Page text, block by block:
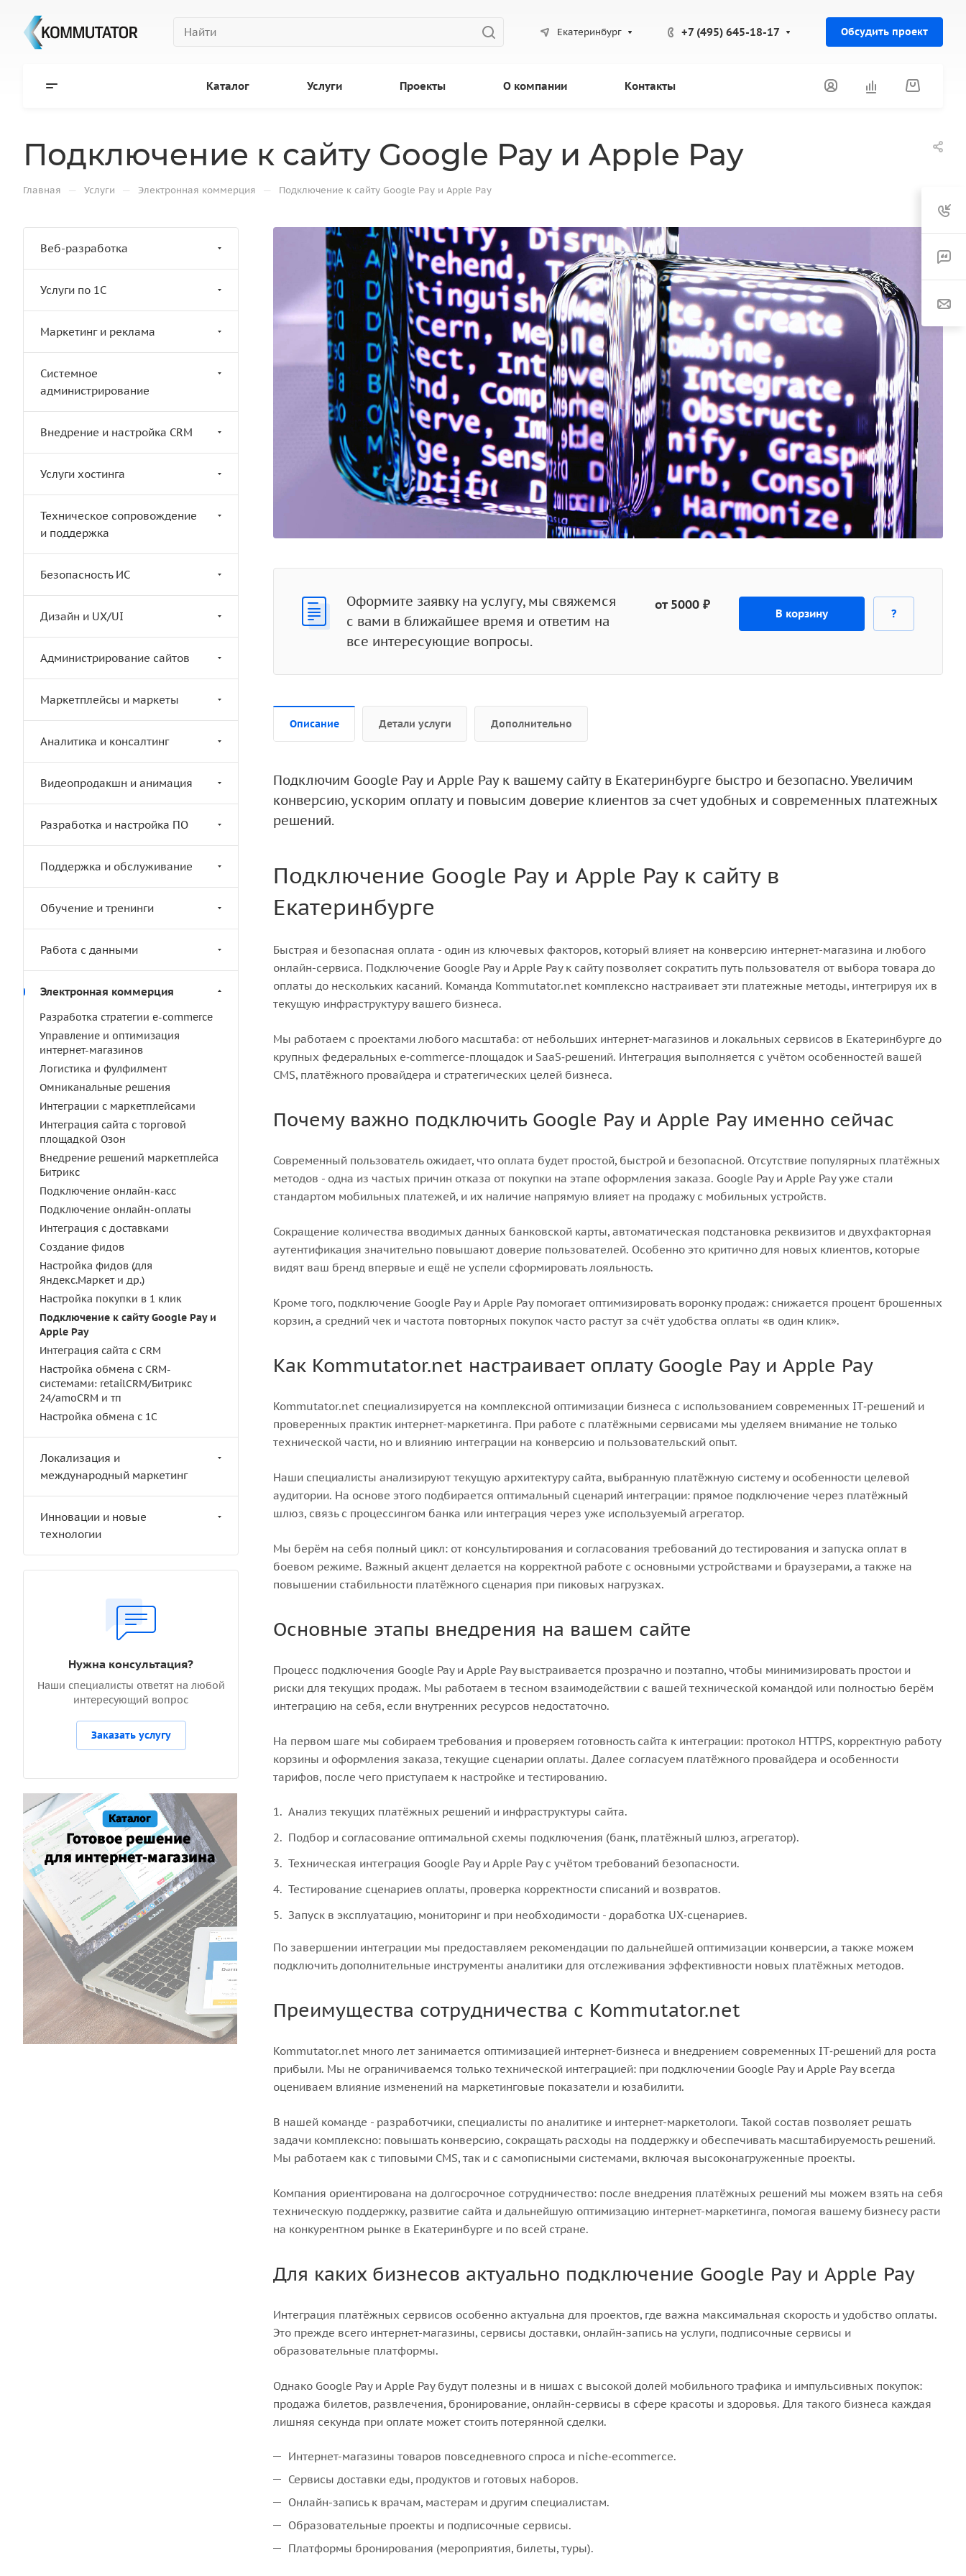
Екатеринбург +7 (495) 645-18-17 Обсудить проект
Каталог Услуги Проекты О компании Контакты
Подключение к сайту Google Pay и Apple Pay
Главная — Услуги — Электронная коммерция — Подключение к сайту Google Pay и Apple Pay
Оформите заявку на услугу, мы свяжемся
с вами в ближайшее время и ответим на
все интересующие вопросы.
от 5000 ₽
В корзину ?
Описание Детали услуги Дополнительно
Подключим Google Pay и Apple Pay к вашему сайту в Екатеринбурге быстро и безопасно. Увеличим
конверсию, ускорим оплату и повысим доверие клиентов за счет удобных и современных платежных
решений.
Подключение Google Pay и Apple Pay к сайту в
Екатеринбурге
Быстрая и безопасная оплата - один из ключевых факторов, который влияет на конверсию интернет-магазина и любого
онлайн-сервиса. Подключение Google Pay и Apple Pay к сайту позволяет сократить путь пользователя от выбора товара до
оплаты до нескольких касаний. Команда Kommutator.net комплексно настраивает эти платежные методы, интегрируя их в
текущую инфраструктуру вашего бизнеса.
Мы работаем с проектами любого масштаба: от небольших интернет-магазинов и локальных сервисов в Екатеринбурге до
крупных федеральных e‑commerce-площадок и SaaS‑решений. Интеграция выполняется с учётом особенностей вашей
CMS, платёжного провайдера и стратегических целей бизнеса.
Почему важно подключить Google Pay и Apple Pay именно сейчас
Современный пользователь ожидает, что оплата будет простой, быстрой и безопасной. Отсутствие популярных платёжных
методов - одна из частых причин отказа от покупки на этапе оформления заказа. Google Pay и Apple Pay уже стали
стандартом мобильных платежей, и их наличие напрямую влияет на продажу с мобильных устройств.
Сокращение количества вводимых данных банковской карты, автоматическая подстановка реквизитов и двухфакторная
аутентификация значительно повышают доверие пользователей. Особенно это критично для новых клиентов, которые
видят ваш бренд впервые и ещё не успели сформировать лояльность.
Кроме того, подключение Google Pay и Apple Pay помогает оптимизировать воронку продаж: снижается процент брошенных
корзин, а средний чек и частота повторных покупок часто растут за счёт удобства оплаты «в один клик».
Как Kommutator.net настраивает оплату Google Pay и Apple Pay
Kommutator.net специализируется на комплексной оптимизации бизнеса с использованием современных IT‑решений и
проверенных практик интернет-маркетинга. При работе с платёжными сервисами мы уделяем внимание не только
технической части, но и влиянию интеграции на конверсию и пользовательский опыт.
Наши специалисты анализируют текущую архитектуру сайта, выбранную платёжную систему и особенности целевой
аудитории. На основе этого подбирается оптимальный сценарий интеграции: прямое подключение через платёжный
шлюз, связь с процессингом банка или интеграция через уже используемый агрегатор.
Мы берём на себя полный цикл: от консультирования и согласования требований до тестирования и запуска оплат в
боевом режиме. Важный акцент делается на корректной работе с основными устройствами и браузерами, а также на
повышении стабильности платёжного сценария при пиковых нагрузках.
Основные этапы внедрения на вашем сайте
Процесс подключения Google Pay и Apple Pay выстраивается прозрачно и поэтапно, чтобы минимизировать простои и
риски для текущих продаж. Мы работаем в тесном взаимодействии с вашей технической командой или полностью берём
интеграцию на себя, если внутренних ресурсов недостаточно.
На первом шаге мы собираем требования и проверяем готовность сайта к интеграции: протокол HTTPS, корректную работу
корзины и оформления заказа, текущие сценарии оплаты. Далее согласуем платёжного провайдера и особенности
тарифов, после чего приступаем к настройке и тестированию.
Анализ текущих платёжных решений и инфраструктуры сайта.
Подбор и согласование оптимальной схемы подключения (банк, платёжный шлюз, агрегатор).
Техническая интеграция Google Pay и Apple Pay с учётом требований безопасности.
Тестирование сценариев оплаты, проверка корректности списаний и возвратов.
Запуск в эксплуатацию, мониторинг и при необходимости - доработка UX‑сценариев.
По завершении интеграции мы предоставляем рекомендации по дальнейшей оптимизации конверсии, а также можем
подключить дополнительные инструменты аналитики для отслеживания эффективности новых платёжных методов.
Преимущества сотрудничества с Kommutator.net
Kommutator.net много лет занимается оптимизацией интернет-бизнеса и внедрением современных IT‑решений для роста
прибыли. Мы не ограничиваемся только технической интеграцией: при подключении Google Pay и Apple Pay всегда
оцениваем влияние изменений на маркетинговые показатели и юзабилити.
В нашей команде - разработчики, специалисты по аналитике и интернет-маркетологи. Такой состав позволяет решать
задачи комплексно: повышать конверсию, сокращать расходы на поддержку и обеспечивать масштабируемость решений.
Мы работаем как с типовыми CMS, так и с самописными системами, включая высоконагруженные проекты.
Компания ориентирована на долгосрочное сотрудничество: после внедрения платёжных решений мы можем взять на себя
техническую поддержку, развитие сайта и дальнейшую оптимизацию интернет-маркетинга, помогая вашему бизнесу расти
на конкурентном рынке в Екатеринбурге и по всей стране.
Для каких бизнесов актуально подключение Google Pay и Apple Pay
Интеграция платёжных сервисов особенно актуальна для проектов, где важна максимальная скорость и удобство оплаты.
Это прежде всего интернет-магазины, сервисы доставки, онлайн-запись на услуги, подписочные сервисы и
образовательные платформы.
Однако Google Pay и Apple Pay будут полезны и в нишах с высокой долей мобильного трафика и импульсивных покупок:
продажа билетов, развлечения, бронирование, онлайн-сервисы в сфере красоты и здоровья. Для такого бизнеса каждая
лишняя секунда при оплате может стоить потерянной сделки.
Интернет-магазины товаров повседневного спроса и niche‑ecommerce.
Сервисы доставки еды, продуктов и готовых наборов.
Онлайн-запись к врачам, мастерам и другим специалистам.
Образовательные проекты и подписочные сервисы.
Платформы бронирования (мероприятия, билеты, туры).
Веб-разработка
Услуги по 1С
Маркетинг и реклама
Системное
администрирование
Внедрение и настройка CRM
Услуги хостинга
Техническое сопровождение
и поддержка
Безопасность ИС
Дизайн и UX/UI
Администрирование сайтов
Маркетплейсы и маркеты
Аналитика и консалтинг
Видеопродакшн и анимация
Разработка и настройка ПО
Поддержка и обслуживание
Обучение и тренинги
Работа с данными
Электронная коммерция
Разработка стратегии e-commerce
Управление и оптимизация
интернет-магазинов
Логистика и фулфилмент
Омниканальные решения
Интеграции с маркетплейсами
Интеграция сайта с торговой
площадкой Озон
Внедрение решений маркетплейса
Битрикс
Подключение онлайн-касс
Подключение онлайн-оплаты
Интеграция с доставками
Создание фидов
Настройка фидов (для
Яндекс.Маркет и др.)
Настройка покупки в 1 клик
Подключение к сайту Google Pay и
Apple Pay
Интеграция сайта с CRM
Настройка обмена с CRM-
cистемами: retailCRM/Битрикс
24/amoCRM и тп
Настройка обмена с 1С
Локализация и
международный маркетинг
Инновации и новые
технологии
Нужна консультация?
Наши специалисты ответят на любой
интересующий вопрос
Заказать услугу